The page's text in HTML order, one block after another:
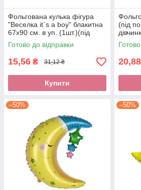
Фольгована кулька фігура
"Веселка it`s a boy" блакитна
67х90 см. в уп. (1шт.)(під
повітря)
Готово до відправки
15,56 ₴ 31,12 ₴
Купити
(під
20,88
–50% –50%